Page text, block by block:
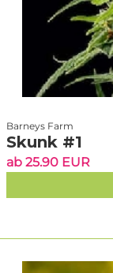
Barneys Farm
Skunk #1
ab 25.90 EUR